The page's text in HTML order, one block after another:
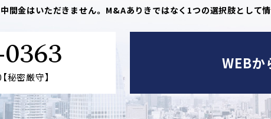
間金はいただきません。 M&Aありきではなく1つの選択肢として
秘密厳守】
WEBか